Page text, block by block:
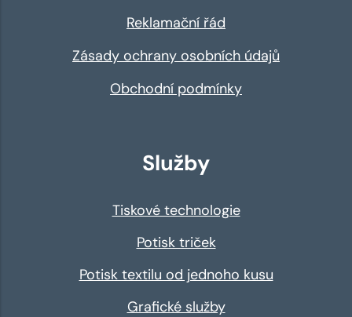
Reklamační řád
Zásady ochrany osobních údajů
Obchodní podmínky
Služby
Tiskové technologie
Potisk triček
Potisk textilu od jednoho kusu
Grafické služby